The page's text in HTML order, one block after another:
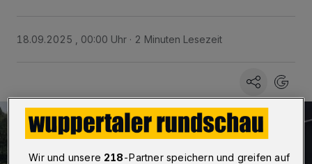
18.09.2025 , 00:00 Uhr 2 Minuten Lesezeit
Wir und unsere 218-Partner speichern und greifen auf